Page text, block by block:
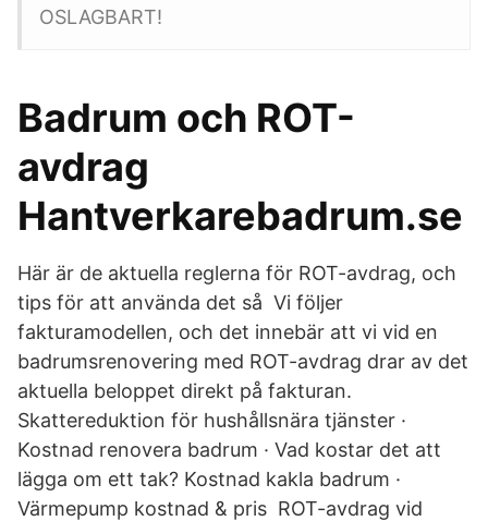
OSLAGBART!
Badrum och ROT-
avdrag
Hantverkarebadrum.se
Här är de aktuella reglerna för ROT-avdrag, och
tips för att använda det så Vi följer
fakturamodellen, och det innebär att vi vid en
badrumsrenovering med ROT-avdrag drar av det
aktuella beloppet direkt på fakturan.
Skattereduktion för hushållsnära tjänster ·
Kostnad renovera badrum · Vad kostar det att
lägga om ett tak? Kostnad kakla badrum ·
Värmepump kostnad & pris ROT-avdrag vid